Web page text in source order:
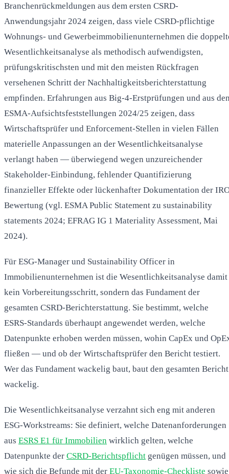
Branchenrückmeldungen aus dem ersten CSRD-
Anwendungsjahr 2024 zeigen, dass viele CSRD-pflichtige
Wohnungs- und Gewerbeimmobilienunternehmen die
Wesentlichkeitsanalyse als methodisch aufwendigsten,
prüfungskritischsten und mit den meisten Rückfragen
versehenen Schritt der Nachhaltigkeitsberichterstattung
empfinden. Erfahrungen aus Big-4-Erstprüfungen und aus
ESMA-Aufsichtsfeststellungen 2024/25 zeigen, dass
Wirtschaftsprüfer und Enforcement-Stellen in vielen Fällen
materielle Anpassungen an der Wesentlichkeitsanalyse
verlangt haben — überwiegend wegen unzureichender
Stakeholder-Einbindung, fehlender Quantifizierung
finanzieller Effekte oder lückenhafter Dokumentation der
Bewertung (vgl. ESMA Public Statement zu sustainability
statements 2024; EFRAG IG 1 Materiality Assessment, Mai
2024).
Für ESG-Manager und Sustainability Officer in
Immobilienunternehmen ist die Wesentlichkeitsanalyse damit
kein Vorbereitungsschritt, sondern das Fundament der
gesamten CSRD-Berichterstattung. Sie bestimmt, welche
ESRS-Standards überhaupt angewendet werden, welche
Datenpunkte erhoben werden müssen, wohin CapEx und
fließen — und ob der Wirtschaftsprüfer den Bericht testiert.
Wer das Fundament wackelig baut, baut den gesamten Bericht
wackelig.
Die Wesentlichkeitsanalyse verzahnt sich eng mit anderen
ESG-Workstreams: Sie definiert, welche Datenanforderungen
aus ESRS E1 für Immobilien wirklich gelten, welche
Datenpunkte der CSRD-Berichtspflicht genügen müssen, und
wie sich die Befunde mit der EU-Taxonomie-Checkliste sowie